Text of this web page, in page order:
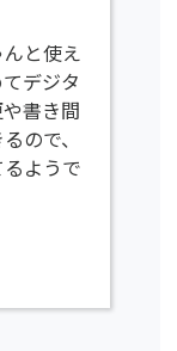
と使え
デジタ
書き間
ので、
ようで